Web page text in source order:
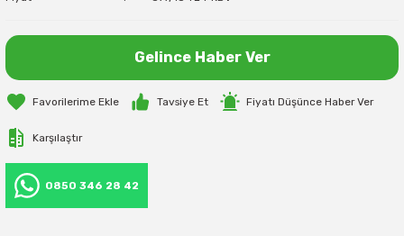
Gelince Haber Ver
Tavsiye Et Fiyatı Düşünce Haber Ver
Karşılaştır
0850 346 28 42